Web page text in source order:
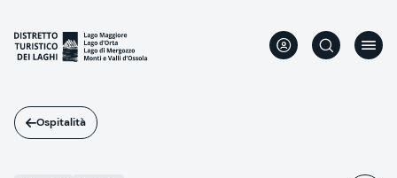
contenuto
principale
Ospitalità